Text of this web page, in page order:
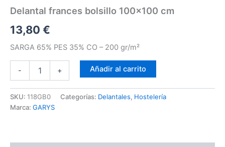
Delantal frances bolsillo 100×100 cm
13,80 €
SARGA 65% PES 35% CO – 200 gr/m²
- + Añadir al carrito
SKU: 118GB0 Categorías: Delantales, Hostelería
Marca: GARYS